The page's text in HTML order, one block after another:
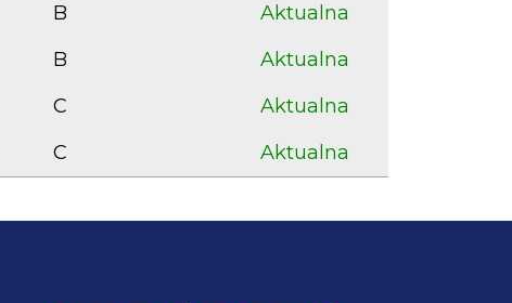
B
Aktualna
B
Aktualna
C
Aktualna
C Aktualna